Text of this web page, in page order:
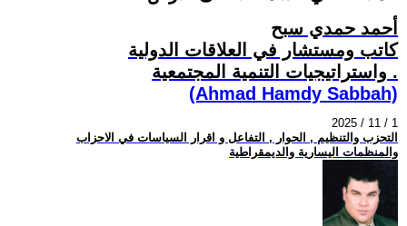
أحمد حمدي سبح
كاتب ومستشار في العلاقات الدولية
واستراتيجيات التنمية المجتمعية .
(Ahmad Hamdy Sabbah)
2025 / 11 / 1
التحزب والتنظيم , الحوار , التفاعل و اقرار السياسات في الاحزاب
والمنظمات اليسارية والديمقراطية